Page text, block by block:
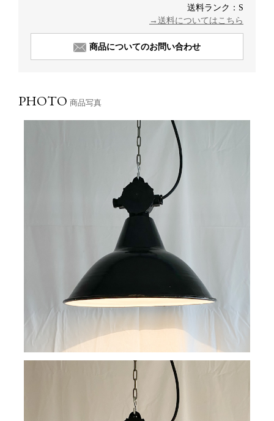
送料ランク：S
→送料についてはこちら
商品についてのお問い合わせ
PHOTO 商品写真